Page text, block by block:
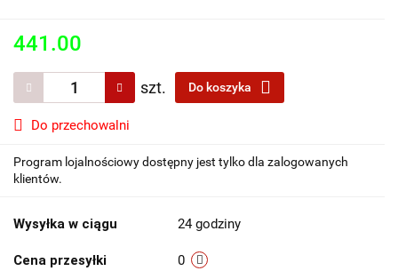
441.00
szt. Do koszyka
Do przechowalni
Program lojalnościowy dostępny jest tylko dla zalogowanych
klientów.
Wysyłka w ciągu 24 godziny
Cena przesyłki 0